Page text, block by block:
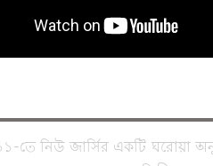
তে নিউ জার্সির একটি ঘরোয়া